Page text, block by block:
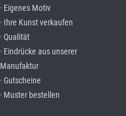
· Eigenes Motiv
· Ihre Kunst verkaufen
· Qualität
· Eindrücke aus unserer
Manufaktur
· Gutscheine
· Muster bestellen